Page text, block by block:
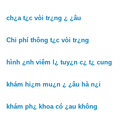
ch¿a t¿c vòi tr¿ng ¿ ¿âu
Chi phí thông t¿c vòi tr¿ng
hình ¿nh viêm l¿ tuy¿n c¿ t¿ cung
khám hi¿m mu¿n ¿ ¿âu hà n¿i
khám ph¿ khoa có ¿au không